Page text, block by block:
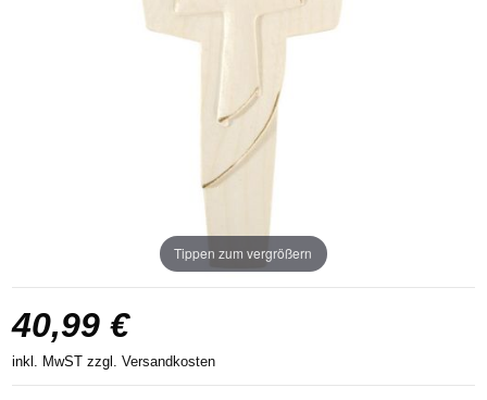
Tippen zum vergrößern
40,99 €
inkl. MwST zzgl.Versandkosten